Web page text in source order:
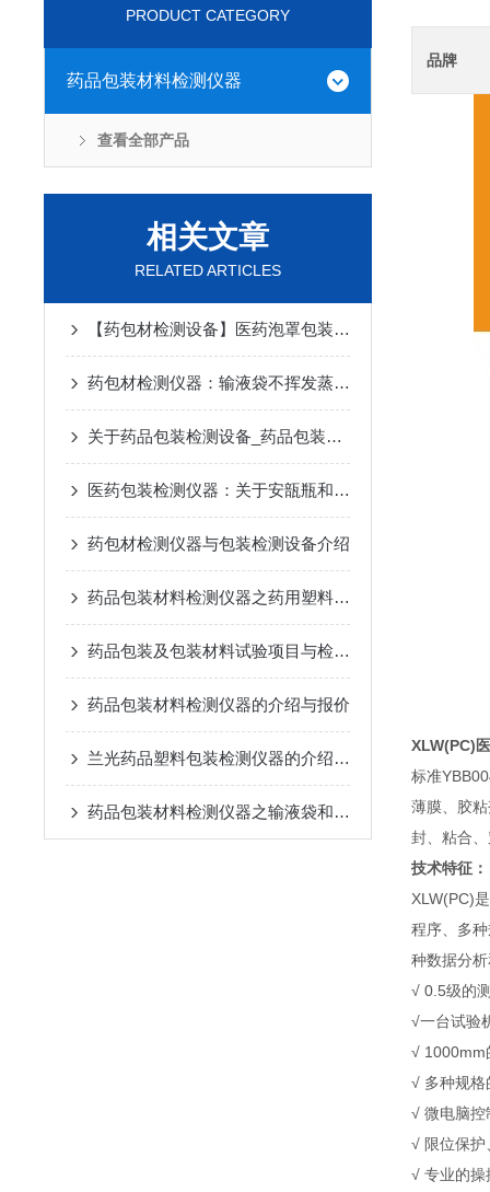
PRODUCT CATEGORY
药品包装材料检测仪器
查看全部产品
相关文章
RELATED ARTICLES
【药包材检测设备】医药泡罩包装水蒸气透过量测试仪简介
药包材检测仪器：输液袋不挥发蒸发残渣检测仪技术介绍
关于药品包装检测设备_药品包装材料检测仪器的介绍
医药包装检测仪器：关于安瓿瓶和西林瓶检测的仪器介绍
药包材检测仪器与包装检测设备介绍
药品包装材料检测仪器之药用塑料瓶检测
药品包装及包装材料试验项目与检测仪器
药品包装材料检测仪器的介绍与报价
兰光药品塑料包装检测仪器的介绍与报价
药品包装材料检测仪器之输液袋和药用胶塞检测
品牌
XLW(PC)
标准
薄膜、胶
封、粘合
技术特征：
XLW(PC)
程序、多
种数据分
√ 0.5级的
√一台试验
√ 1000mm
√ 多种规格
√ 微电脑控
√ 限位保护
√ 专业的操